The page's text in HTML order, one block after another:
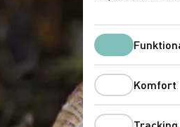
Komfort